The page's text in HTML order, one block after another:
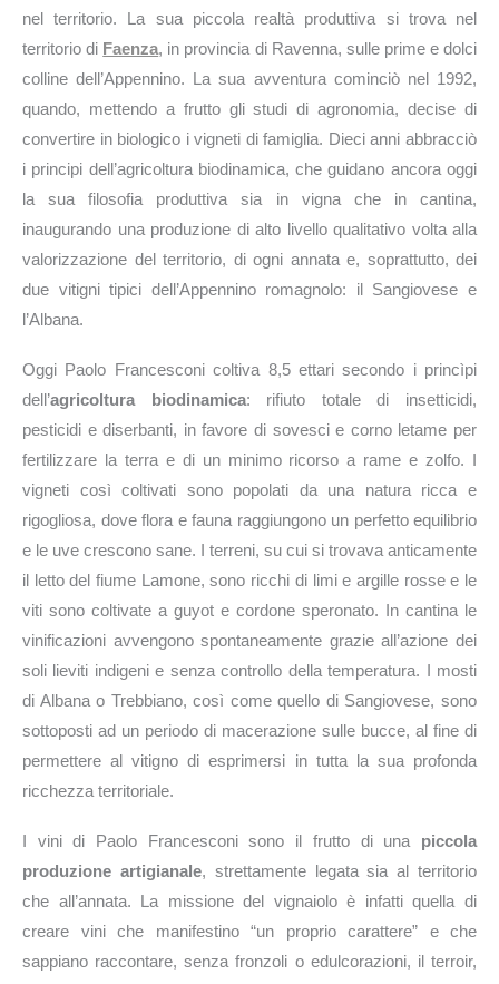
nel territorio. La sua piccola realtà produttiva si trova nel
territorio di Faenza, in provincia di Ravenna, sulle prime e dolci
colline dell’Appennino. La sua avventura cominciò nel 1992,
quando, mettendo a frutto gli studi di agronomia, decise di
convertire in biologico i vigneti di famiglia. Dieci anni abbracciò
i principi dell’agricoltura biodinamica, che guidano ancora oggi
la sua filosofia produttiva sia in vigna che in cantina,
inaugurando una produzione di alto livello qualitativo volta alla
valorizzazione del territorio, di ogni annata e, soprattutto, dei
due vitigni tipici dell’Appennino romagnolo: il Sangiovese e
l’Albana.
Oggi Paolo Francesconi coltiva 8,5 ettari secondo i princìpi
dell’agricoltura biodinamica: rifiuto totale di insetticidi,
pesticidi e diserbanti, in favore di sovesci e corno letame per
fertilizzare la terra e di un minimo ricorso a rame e zolfo. I
vigneti così coltivati sono popolati da una natura ricca e
rigogliosa, dove flora e fauna raggiungono un perfetto equilibrio
e le uve crescono sane. I terreni, su cui si trovava anticamente
il letto del fiume Lamone, sono ricchi di limi e argille rosse e le
viti sono coltivate a guyot e cordone speronato. In cantina le
vinificazioni avvengono spontaneamente grazie all’azione dei
soli lieviti indigeni e senza controllo della temperatura. I mosti
di Albana o Trebbiano, così come quello di Sangiovese, sono
sottoposti ad un periodo di macerazione sulle bucce, al fine di
permettere al vitigno di esprimersi in tutta la sua profonda
ricchezza territoriale.
I vini di Paolo Francesconi sono il frutto di una piccola
produzione artigianale, strettamente legata sia al territorio
che all’annata. La missione del vignaiolo è infatti quella di
creare vini che manifestino “un proprio carattere” e che
sappiano raccontare, senza fronzoli o edulcorazioni, il terroir,